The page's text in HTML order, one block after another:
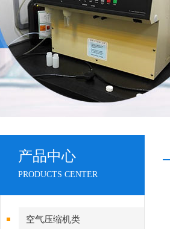
产品中心
PRODUCTS CENTER
空气压缩机类